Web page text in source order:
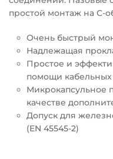
простой монтаж на C-
Очень быстрый
Надлежащая
Простое и
помощи кабельных
Микрокапсульное
качестве
Допуск для
(EN 45545-2)